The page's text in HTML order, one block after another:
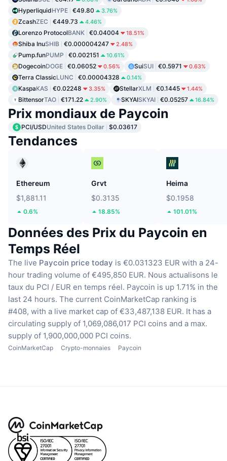
HyperliquidHYPE €49.80 3.76%
ZcashZEC €449.73 4.46%
Lorenzo ProtocolBANK €0.04004 18.51%
Shiba InuSHIB €0.000004247 2.48%
Pump.funPUMP €0.002151 10.61%
DogecoinDOGE €0.06052 0.56% SuiSUI €0.5971 0.63%
Terra ClassicLUNC €0.00004328 0.14%
KaspaKAS €0.02248 3.35% StellarXLM €0.1445 1.44%
BittensorTAO €171.22 2.90% SKYAISKYAI €0.05257 16.84%
Prix mondiaux de Paycoin
PCI/USDUnited States Dollar $0.03617
Tendances
Ethereum
$1,881.11
0.6%
Grvt
$0.3135
18.85%
Heima
$0.1958
101.01%
Données des Prix du Paycoin en
Temps Réel
The live Paycoin price today is €0.031323 EUR with a 24-
hour trading volume of €495,850 EUR. Nous actualisons le
taux du PCI / EUR en temps réel. Paycoin is up 1.71% in the
last 24 hours. The current CoinMarketCap ranking is
#408, with a live market cap of €33,487,138 EUR. It has a
circulating supply of 1,069,086,017 PCI coins and a max.
supply of 1,900,000,000 PCI coins.
CoinMarketCap Crypto-monnaies Paycoin